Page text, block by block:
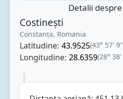
Detalii
Costinești
Constanța, Romania
Latitudine: 43.9525(43° 57'
Longitudine: 28.6359(28°